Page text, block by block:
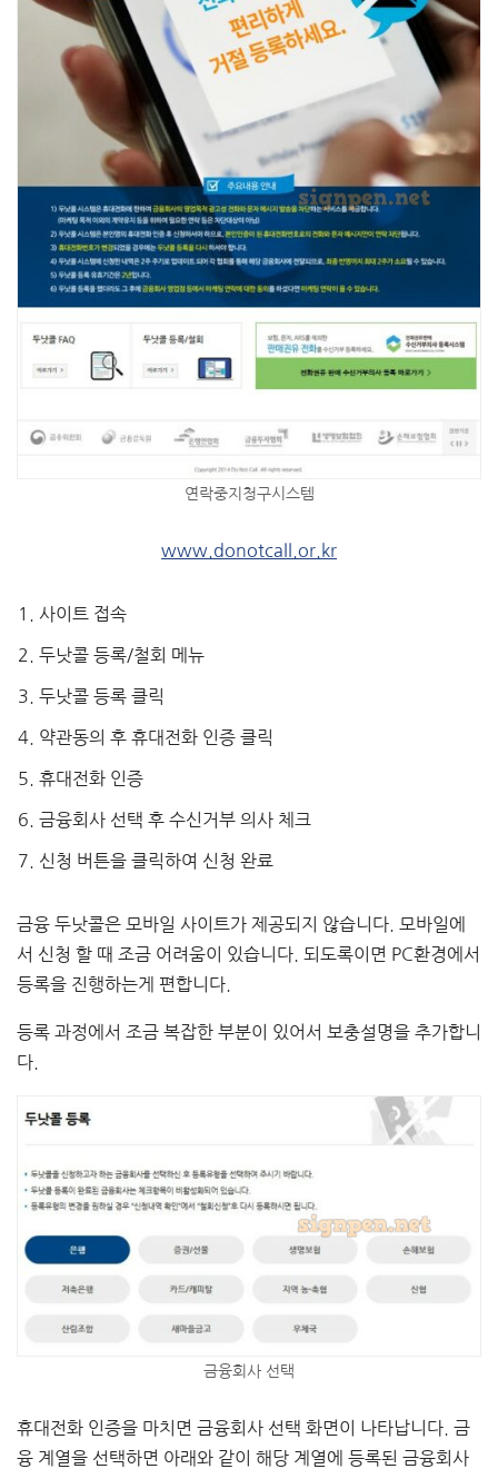
연락중지청구시스템
www.donotcall.or.kr
사이트 접속
두낫콜 등록/철회 메뉴
두낫콜 등록 클릭
약관동의 후 휴대전화 인증 클릭
휴대전화 인증
금융회사 선택 후 수신거부 의사 체크
신청 버튼을 클릭하여 신청 완료
금융 두낫콜은 모바일 사이트가 제공되지 않습니다. 모바일에
서 신청 할 때 조금 어려움이 있습니다. 되도록이면 PC환경에서
등록을 진행하는게 편합니다.
등록 과정에서 조금 복잡한 부분이 있어서 보충설명을 추가합니
다.
금융회사 선택
휴대전화 인증을 마치면 금융회사 선택 화면이 나타납니다. 금
융 계열을 선택하면 아래와 같이 해당 계열에 등록된 금융회사